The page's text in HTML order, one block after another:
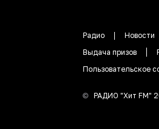
Радио Новости
Выдача призов
Пользовательское
© РАДИО "Хит FM"